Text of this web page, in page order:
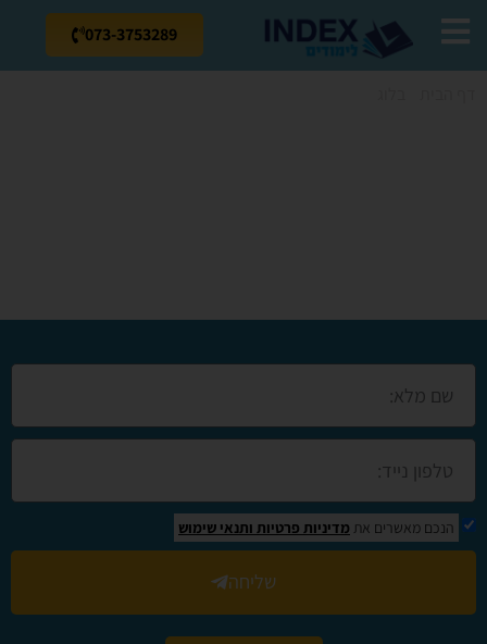
073-3753289
הנכם מאשרים את מדיניות פרטיות ותנאי שימוש
שליחה